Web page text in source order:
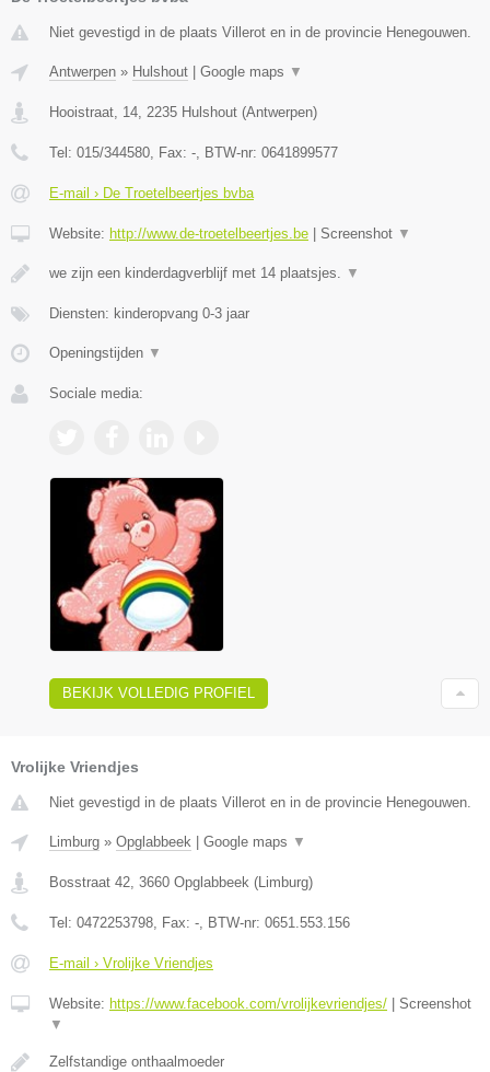
Niet gevestigd in de plaats Villerot en in de provincie Henegouwen.
Antwerpen » Hulshout Google maps ▼
Hooistraat, 14 2235 Hulshout (Antwerpen)
Tel: 015/344580 , Fax: - , BTW-nr: 0641899577
E-mail › De Troetelbeertjes bvba
Website: http://www.de-troetelbeertjes.be Screenshot ▼
we zijn een kinderdagverblijf met 14 plaatsjes. ▼
Diensten: kinderopvang 0-3 jaar
Openingstijden ▼
Sociale media:
BEKIJK VOLLEDIG PROFIEL
Vrolijke Vriendjes
Niet gevestigd in de plaats Villerot en in de provincie Henegouwen.
Limburg » Opglabbeek Google maps ▼
Bosstraat 42 3660 Opglabbeek ( Limburg)
Tel: 0472253798 , Fax: - , BTW-nr: 0651.553.156
E-mail › Vrolijke Vriendjes
Website: https://www.facebook.com/vrolijkevriendjes/
Screenshot
▼
Zelfstandige onthaalmoeder